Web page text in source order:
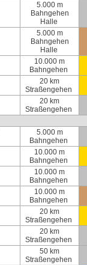
5.000 m
Bahngehen
Halle
5.000 m
Bahngehen
Halle
10.000 m
Bahngehen
20 km
Straßengehen
20 km
Straßengehen
5.000 m
Bahngehen
10.000 m
Bahngehen
10.000 m
Bahngehen
10.000 m
Bahngehen
20 km
Straßengehen
20 km
Straßengehen
50 km
Straßengehen